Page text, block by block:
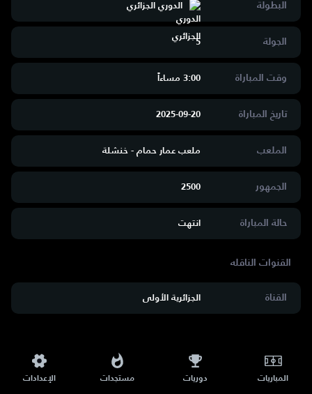
البطولة الدوري الجزائري
الجولة 5
وقت المباراة 3:00 مساءاََ
تاريخ المباراة 2025-09-20
الملعب ملعب عمار حمام - خنشلة
الجمهور 2500
حالة المباراة انتهت
القناة الجزائرية الأولى
المباريات دوريات مستجدات الإعدادات